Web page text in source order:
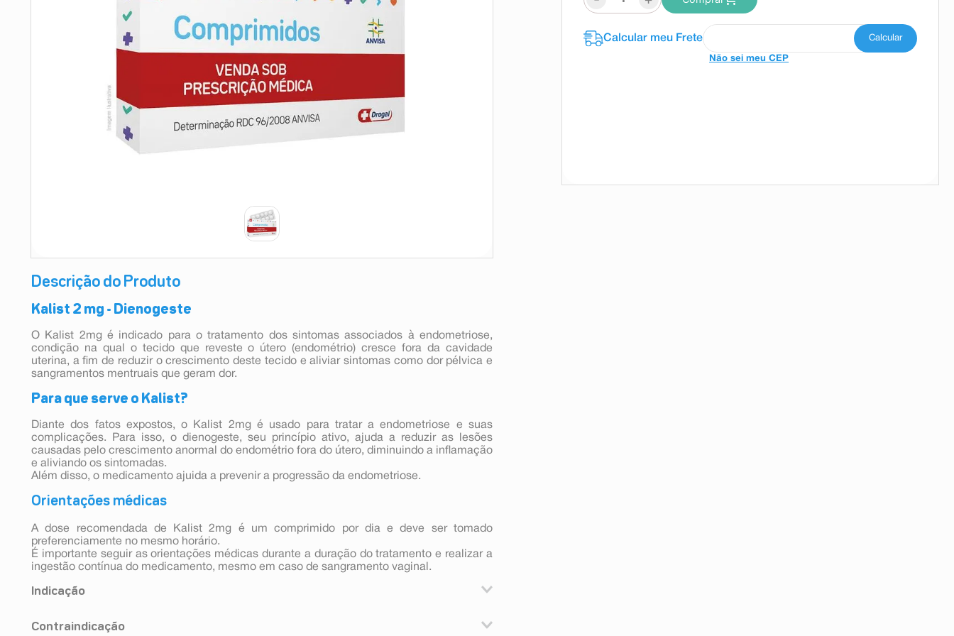
Descrição do Produto
Kalist 2 mg - Dienogeste
O Kalist 2mg é indicado para o tratamento dos sintomas associados à endometriose,
condição na qual o tecido que reveste o útero (endométrio) cresce fora da cavidade
uterina, a fim de reduzir o crescimento deste tecido e aliviar sintomas como dor pélvica e
sangramentos mentruais que geram dor.
Para que serve o Kalist?
Diante dos fatos expostos, o Kalist 2mg é usado para tratar a endometriose e suas
complicações. Para isso, o dienogeste, seu princípio ativo, ajuda a reduzir as lesões
causadas pelo crescimento anormal do endométrio fora do útero, diminuindo a inflamação
e aliviando os sintomadas.
Além disso, o medicamento ajuida a prevenir a progressão da endometriose.
Orientações médicas
A dose recomendada de Kalist 2mg é um comprimido por dia e deve ser tomado
preferenciamente no mesmo horário.
É importante seguir as orientações médicas durante a duração do tratamento e realizar a
ingestão contínua do medicamento, mesmo em caso de sangramento vaginal.
Indicação
sintomas dolorosos das lesões da endometriose (migração e crescimento do tecido da
Contraindicação
Não sei meu CEP
teste gravidez
10ºesmalte